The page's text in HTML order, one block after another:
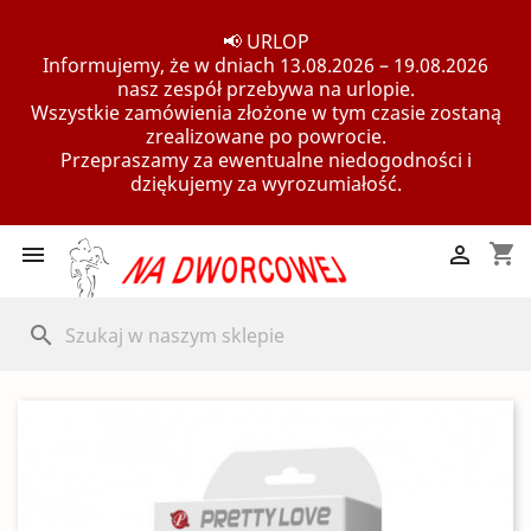
📢 URLOP
Informujemy, że w dniach 13.08.2026 – 19.08.2026
nasz zespół przebywa na urlopie.
Wszystkie zamówienia złożone w tym czasie zostaną
zrealizowane po powrocie.
Przepraszamy za ewentualne niedogodności i
dziękujemy za wyrozumiałość.
 shopping_cart

search